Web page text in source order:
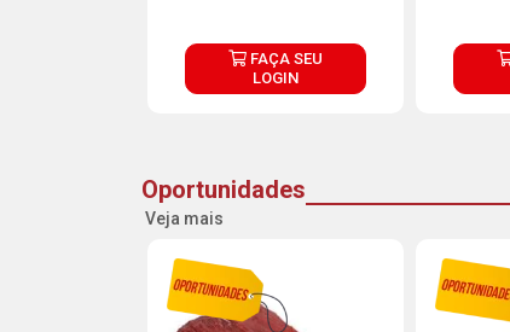
FAÇA SEU
LOGIN
Oportunidades
Veja mais